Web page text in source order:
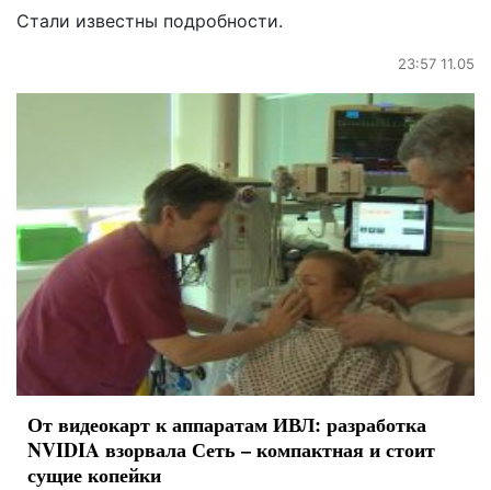
Стали известны подробности.
23:57 11.05
От видеокарт к аппаратам ИВЛ: разработка
NVIDIA взорвала Сеть – компактная и стоит
сущие копейки